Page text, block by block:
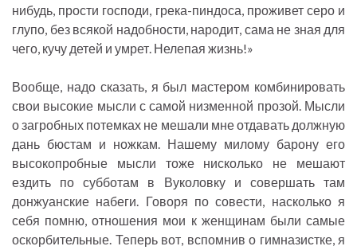
нибудь, прости господи, грека-пиндоса, проживет серо и
глупо, без всякой надобности, народит, сама не зная для
чего, кучу детей и умрет. Нелепая жизнь!»
Вообще, надо сказать, я был мастером комбинировать
свои высокие мысли с самой низменной прозой. Мысли
о загробных потемках не мешали мне отдавать должную
дань бюстам и ножкам. Нашему милому барону его
высокопробные мысли тоже нисколько не мешают
ездить по субботам в Вуколовку и совершать там
донжуанские набеги. Говоря по совести, насколько я
себя помню, отношения мои к женщинам были самые
оскорбительные. Теперь вот, вспомнив о гимназистке, я